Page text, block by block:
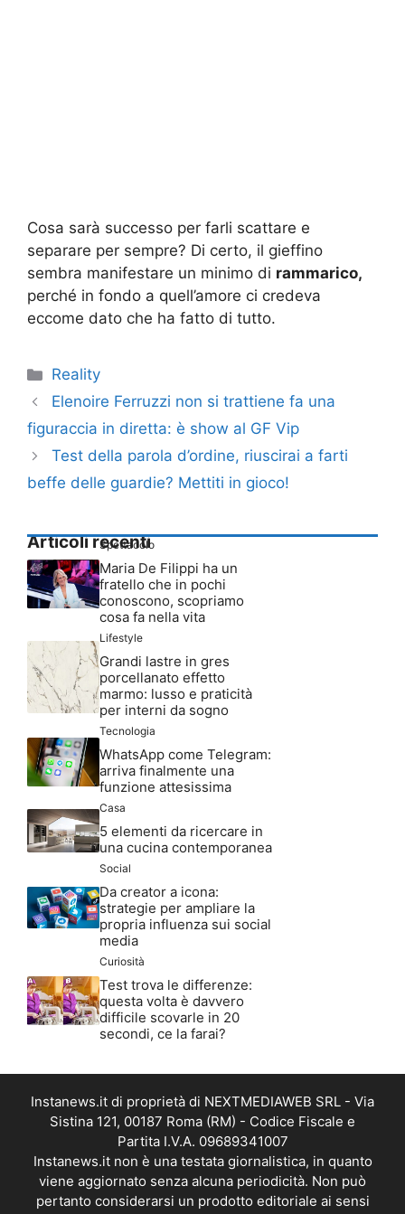
Cosa sarà successo per farli scattare e
separare per sempre? Di certo, il gieffino
sembra manifestare un minimo di rammarico,
perché in fondo a quell’amore ci credeva
eccome dato che ha fatto di tutto.
Categorie
Reality
Elenoire Ferruzzi non si trattiene fa una
figuraccia in diretta: è show al GF Vip
Test della parola d’ordine, riuscirai a farti
beffe delle guardie? Mettiti in gioco!
Articoli recenti
Spettacolo
Maria De Filippi ha un
fratello che in pochi
conoscono, scopriamo
cosa fa nella vita
Lifestyle
Grandi lastre in gres
porcellanato effetto
marmo: lusso e praticità
per interni da sogno
Tecnologia
WhatsApp come Telegram:
arriva finalmente una
funzione attesissima
Casa
5 elementi da ricercare in
una cucina contemporanea
Social
Da creator a icona:
strategie per ampliare la
propria influenza sui social
media
Curiosità
Test trova le differenze:
questa volta è davvero
difficile scovarle in 20
secondi, ce la farai?
Instanews.it di proprietà di NEXTMEDIAWEB SRL - Via
Sistina 121, 00187 Roma (RM) - Codice Fiscale e
Partita I.V.A. 09689341007
Instanews.it non è una testata giornalistica, in quanto
viene aggiornato senza alcuna periodicità. Non può
pertanto considerarsi un prodotto editoriale ai sensi